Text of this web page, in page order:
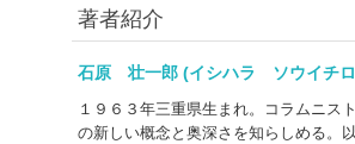
著者紹介
石原 壮一郎 (イシハラ ソウイ
１９６３年三重県生まれ。コラムニス
の新しい概念と奥深さを知らしめる。